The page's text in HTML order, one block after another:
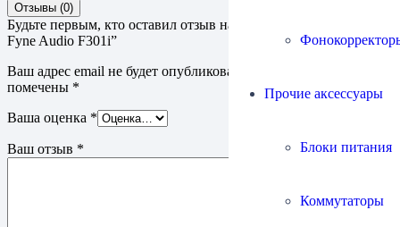
Прочие аксессуары
Блоки питания
Коммутаторы
Отзывы (0)
Будьте первым, кто оставил отзыв на “Акустическая система
Fyne Audio F301i”
Ваш адрес email не будет опубликован.
помечены *
Ваша оценка *
Ваш отзыв *